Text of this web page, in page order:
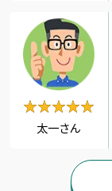
★★★★★
★★★★★
太一さん